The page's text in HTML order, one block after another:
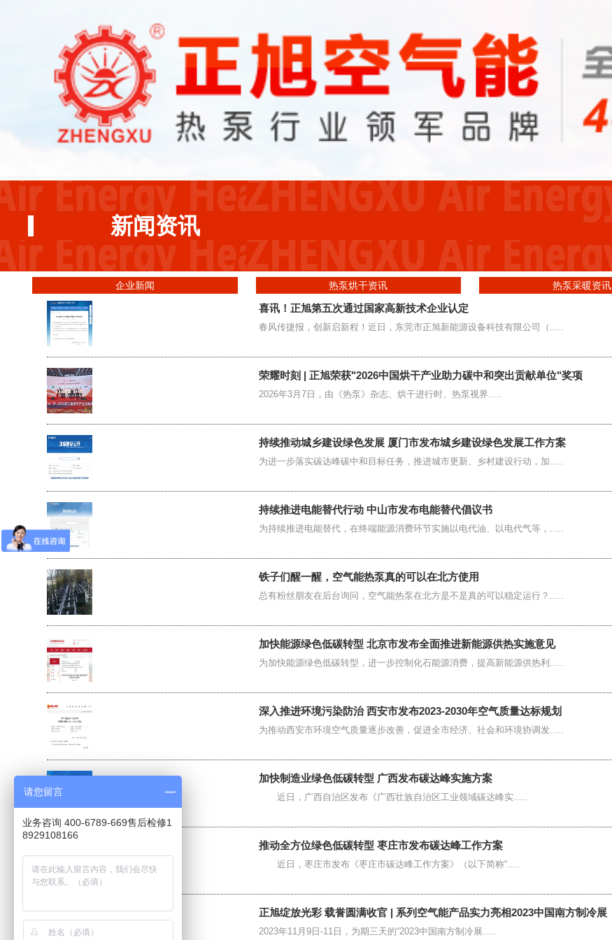
新闻资讯
企业新闻 热泵烘干资讯 热泵采暖资讯
喜讯！正旭第五次通过国家高新技术企业认定
春风传捷报，创新启新程！近日，东莞市正旭新能源设备科技有限公司（.....
荣耀时刻 | 正旭荣获"2026中国烘干产业助力碳中和突出贡献单位"奖项
2026年3月7日，由《热泵》杂志、烘干进行时、热泵视界.....
持续推动城乡建设绿色发展 厦门市发布城乡建设绿色发展工作方案
为进一步落实碳达峰碳中和目标任务，推进城市更新、乡村建设行动，加.....
持续推进电能替代行动 中山市发布电能替代倡议书
为持续推进电能替代，在终端能源消费环节实施以电代油、以电代气等，.....
铁子们醒一醒，空气能热泵真的可以在北方使用
总有粉丝朋友在后台询问，空气能热泵在北方是不是真的可以稳定运行？.....
加快能源绿色低碳转型 北京市发布全面推进新能源供热实施意见
为加快能源绿色低碳转型，进一步控制化石能源消费，提高新能源供热利.....
深入推进环境污染防治 西安市发布2023-2030年空气质量达标规划
为推动西安市环境空气质量逐步改善，促进全市经济、社会和环境协调发.....
加快制造业绿色低碳转型 广西发布碳达峰实施方案
近日，广西自治区发布《广西壮族自治区工业领域碳达峰实.....
推动全方位绿色低碳转型 枣庄市发布碳达峰工作方案
近日，枣庄市发布《枣庄市碳达峰工作方案》（以下简称“.....
正旭绽放光彩 载誉圆满收官 | 系列空气能产品实力亮相2023中国南方制冷展
2023年11月9日-11日，为期三天的“2023中国南方制冷展.....
请您留言
业务咨询 400-6789-669售后检修1
8929108166